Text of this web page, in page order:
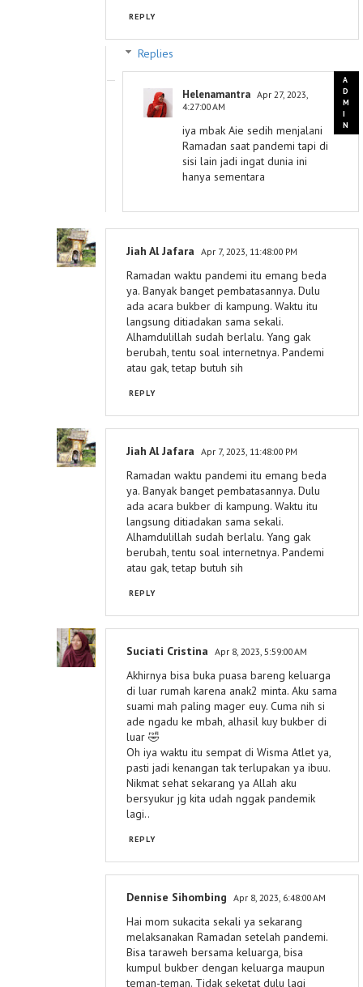
REPLY
Replies
Helenamantra Apr 27, 2023,
4:27:00 AM
iya mbak Aie sedih menjalani
Ramadan saat pandemi tapi di
sisi lain jadi ingat dunia ini
hanya sementara
Jiah Al Jafara Apr 7, 2023, 11:48:00 PM
Ramadan waktu pandemi itu emang beda
ya. Banyak banget pembatasannya. Dulu
ada acara bukber di kampung. Waktu itu
langsung ditiadakan sama sekali.
Alhamdulillah sudah berlalu. Yang gak
berubah, tentu soal internetnya. Pandemi
atau gak, tetap butuh sih
REPLY
Jiah Al Jafara Apr 7, 2023, 11:48:00 PM
Ramadan waktu pandemi itu emang beda
ya. Banyak banget pembatasannya. Dulu
ada acara bukber di kampung. Waktu itu
langsung ditiadakan sama sekali.
Alhamdulillah sudah berlalu. Yang gak
berubah, tentu soal internetnya. Pandemi
atau gak, tetap butuh sih
REPLY
Suciati Cristina Apr 8, 2023, 5:59:00 AM
Akhirnya bisa buka puasa bareng keluarga
di luar rumah karena anak2 minta. Aku sama
suami mah paling mager euy. Cuma nih si
ade ngadu ke mbah, alhasil kuy bukber di
luar 🤣
Oh iya waktu itu sempat di Wisma Atlet ya,
pasti jadi kenangan tak terlupakan ya ibuu.
Nikmat sehat sekarang ya Allah aku
bersyukur jg kita udah nggak pandemik
lagi..
REPLY
Dennise Sihombing Apr 8, 2023, 6:48:00 AM
Hai mom sukacita sekali ya sekarang
melaksanakan Ramadan setelah pandemi.
Bisa taraweh bersama keluarga, bisa
kumpul bukber dengan keluarga maupun
teman-teman. Tidak seketat dulu lagi